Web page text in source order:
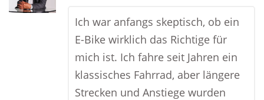
Ich war anfangs skeptisch, ob ein
E-Bike wirklich das Richtige für
mich ist. Ich fahre seit Jahren ein
klassisches Fahrrad, aber längere
Strecken und Anstiege wurden